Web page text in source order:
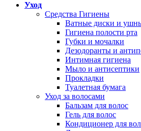
Уход
Средства Гигиены
Ватные диски и
Гигиена полости рта
Губки и мочалки
Дезодоранты и
Интимная гигиена
Мыло и антисептики
Прокладки
Туалетная бумага
Уход за волосами
Бальзам для волос
Гель для волос
Кондиционер для